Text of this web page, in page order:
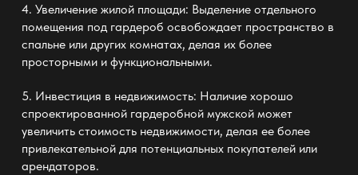
4. Увеличение жилой площади: Выделение отдельного
помещения под гардероб освобождает пространство в
спальне или других комнатах, делая их более
просторными и функциональными.
5. Инвестиция в недвижимость: Наличие хорошо
спроектированной гардеробной мужскойможет
увеличить стоимость недвижимости, делая ее более
привлекательной для потенциальных покупателей или
арендаторов.